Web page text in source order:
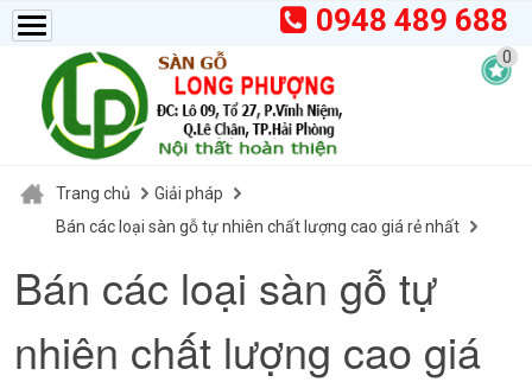
0948 489 688
0
Trang chủ
Giải pháp
Bán các loại sàn gỗ tự nhiên chất lượng cao giá rẻ nhất
Bán các loại sàn gỗ tự
nhiên chất lượng cao giá